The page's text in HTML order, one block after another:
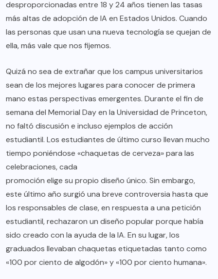
desproporcionadas entre 18 y 24 años tienen las tasas
más altas de adopción de IA en Estados Unidos. Cuando
las personas que usan una nueva tecnología se quejan de
ella, más vale que nos fijemos.
Quizá no sea de extrañar que los campus universitarios
sean de los mejores lugares para conocer de primera
mano estas perspectivas emergentes. Durante el fin de
semana del Memorial Day en la Universidad de Princeton,
no faltó discusión e incluso ejemplos de acción
estudiantil. Los estudiantes de último curso llevan mucho
tiempo poniéndose «chaquetas de cerveza» para las
celebraciones, cada
promoción elige su propio diseño único. Sin embargo,
este último año surgió una breve controversia hasta que
los responsables de clase, en respuesta a una petición
estudiantil, rechazaron un diseño popular porque había
sido creado con la ayuda de la IA. En su lugar, los
graduados llevaban chaquetas etiquetadas tanto como
«100 por ciento de algodón» y «100 por ciento humana».